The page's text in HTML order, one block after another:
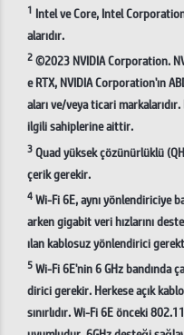
1 Intel ve Core, Intel
alarıdır.
2©2023 NVIDIA Corporation.
e RTX, NVIDIA Corporation'ın
aları ve/veya ticari
ilgili sahiplerine aittir.
3Quad yüksek çözünürlüklü
çerik gerekir.
4Wi-Fi 6E, aynı yönlendiriciye
arken gigabit veri hızlarını
ılan kablosuz yönlendirici
5Wi-Fi 6E'nin 6 GHz bandında
dirici gerekir. Herkese açık
sınırlıdır. Wi-Fi 6E önceki